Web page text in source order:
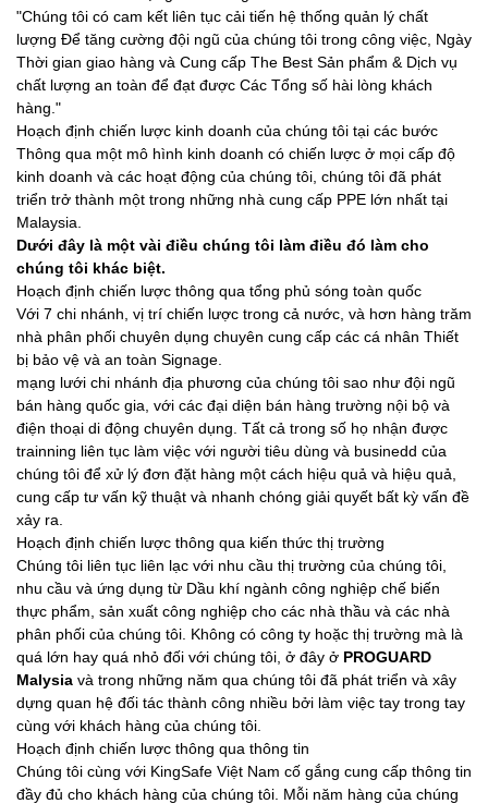
"Chúng tôi có cam kết liên tục cải tiến hệ thống quản lý chất
lượng Để tăng cường đội ngũ của chúng tôi trong công việc, Ngày
Thời gian giao hàng và Cung cấp The Best Sản phẩm & Dịch vụ
chất lượng an toàn để đạt được Các Tổng số hài lòng khách
hàng."
Hoạch định chiến lược kinh doanh của chúng tôi tại các bước
Thông qua một mô hình kinh doanh có chiến lược ở mọi cấp độ
kinh doanh và các hoạt động của chúng tôi, chúng tôi đã phát
triển trở thành một trong những nhà cung cấp PPE lớn nhất tại
Malaysia.
Dưới đây là một vài điều chúng tôi làm điều đó làm cho
chúng tôi khác biệt.
Hoạch định chiến lược thông qua tổng phủ sóng toàn quốc
Với 7 chi nhánh, vị trí chiến lược trong cả nước, và hơn hàng trăm
nhà phân phối chuyên dụng chuyên cung cấp các cá nhân Thiết
bị bảo vệ và an toàn Signage.
mạng lưới chi nhánh địa phương của chúng tôi sao như đội ngũ
bán hàng quốc gia, với các đại diện bán hàng trường nội bộ và
điện thoại di động chuyên dụng. Tất cả trong số họ nhận được
trainning liên tục làm việc với người tiêu dùng và businedd của
chúng tôi để xử lý đơn đặt hàng một cách hiệu quả và hiệu quả,
cung cấp tư vấn kỹ thuật và nhanh chóng giải quyết bất kỳ vấn đề
xảy ra.
Hoạch định chiến lược thông qua kiến ​​thức thị trường
Chúng tôi liên tục liên lạc với nhu cầu thị trường của chúng tôi,
nhu cầu và ứng dụng từ Dầu khí ngành công nghiệp chế biến
thực phẩm, sản xuất công nghiệp cho các nhà thầu và các nhà
phân phối của chúng tôi. Không có công ty hoặc thị trường mà là
quá lớn hay quá nhỏ đối với chúng tôi, ở đây ở PROGUARD
Malysia và trong những năm qua chúng tôi đã phát triển và xây
dựng quan hệ đối tác thành công nhiều bởi làm việc tay trong tay
cùng với khách hàng của chúng tôi.
Hoạch định chiến lược thông qua thông tin
Chúng tôi cùng với KingSafe Việt Nam cố gắng cung cấp thông tin
đầy đủ cho khách hàng của chúng tôi. Mỗi năm hàng của chúng